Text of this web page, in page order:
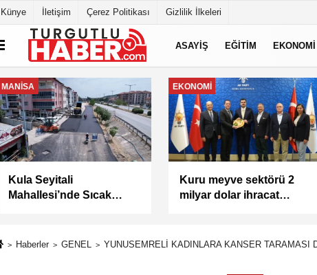
Künye İletişim Çerez Politikası Gizlilik İlkeleri
ASAYİŞ EĞİTİM EKONOMİ
MANİSA
Kula Seyitali
Mahallesi’nde Sıcak
EKONOMİ
Kuru meyve sektörü 2
milyar dolar ihracat
Haberler GENEL YUNUSEMRELİ KADINLARA KANSER TARAMASI